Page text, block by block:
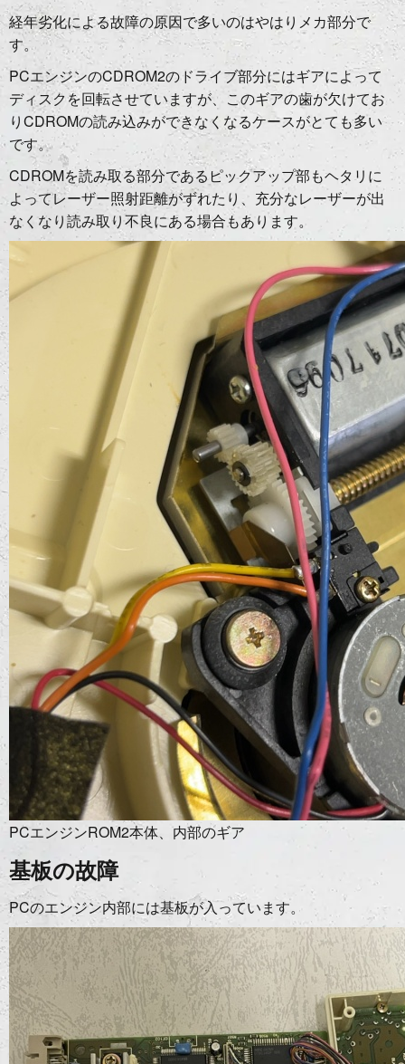
経年劣化による故障の原因で多いのはやはりメカ部分で
す。
PCエンジンのCDROM2のドライブ部分にはギアによって
ディスクを回転させていますが、このギアの歯が欠けてお
りCDROMの読み込みができなくなるケースがとても多い
です。
CDROMを読み取る部分であるピックアップ部もヘタリに
よってレーザー照射距離がずれたり、充分なレーザーが出
なくなり読み取り不良にある場合もあります。
PCエンジンROM2本体、内部のギア
基板の故障
PCのエンジン内部には基板が入っています。